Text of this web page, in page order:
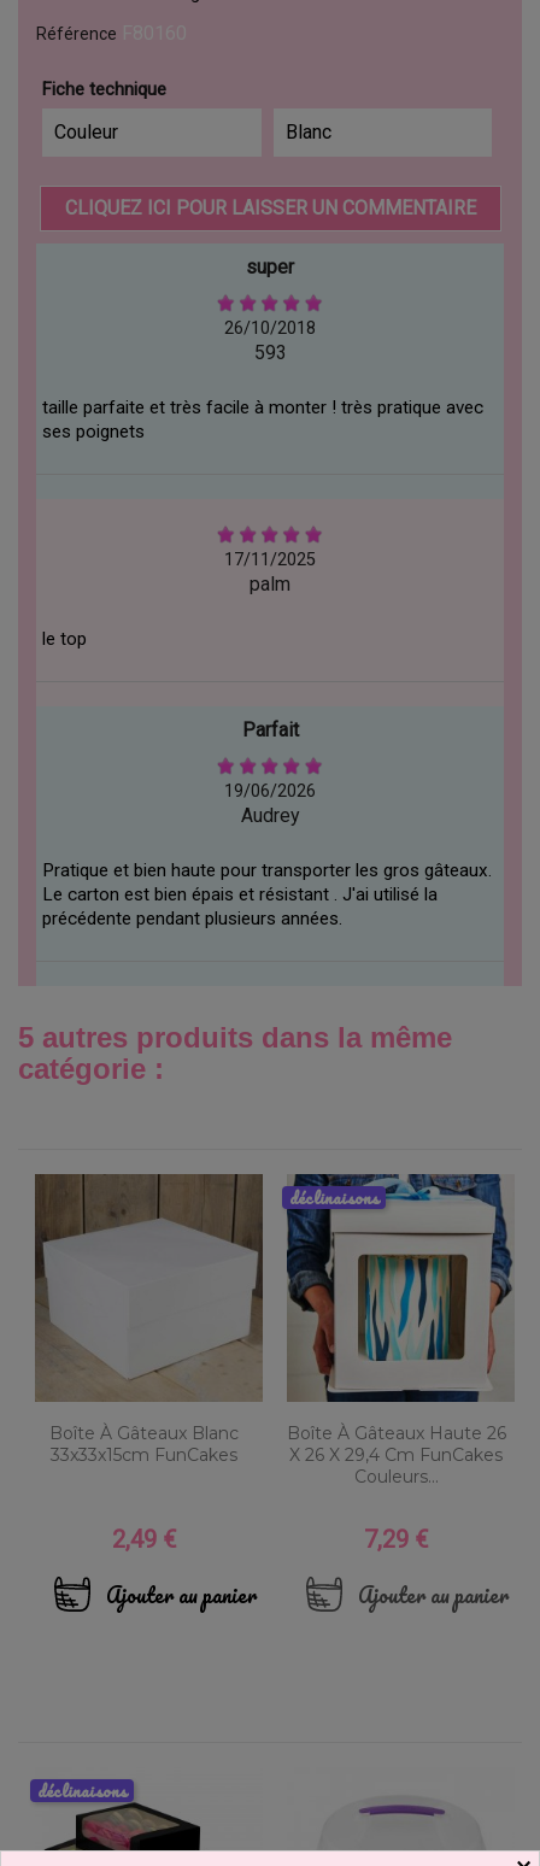
Référence
Fiche technique
Couleur Blanc
CLIQUEZ ICI POUR LAISSER UN COMMENTAIRE
super
26/10/2018
593
taille parfaite et très facile à monter ! très pratique avec
ses poignets
17/11/2025
palm
le top
Parfait
19/06/2026
Audrey
Pratique et bien haute pour transporter les gros gâteaux.
Le carton est bien épais et résistant . J'ai utilisé la
précédente pendant plusieurs années.
5 autres produits dans la même
catégorie :
Boîte À Gâteaux Blanc
33x33x15cm FunCakes
Prix
2,49 €
Ajouter au panier
Boîte À Gâteaux Haute 26
X 26 X 29,4 Cm FunCakes
Couleurs...
Prix
7,29 €
Ajouter au panier
déclinaisons
déclinaisons